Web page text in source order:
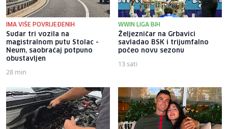
IMA VIŠE POVRIJEĐENIH
Sudar tri vozila na
magistralnom putu Stolac -
Neum, saobraćaj potpuno
obustavljen
28 min
WWIN LIGA BIH
Željezničar na Grbavici
savladao BSK i trijumfalno
počeo novu sezonu
13 sati